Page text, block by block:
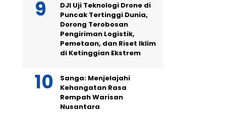
DJI Uji Teknologi Drone di
Puncak Tertinggi Dunia,
Dorong Terobosan
Pengiriman Logistik,
Pemetaan, dan Riset Iklim
di Ketinggian Ekstrem
Sanga: Menjelajahi
Kehangatan Rasa
Rempah Warisan
Nusantara